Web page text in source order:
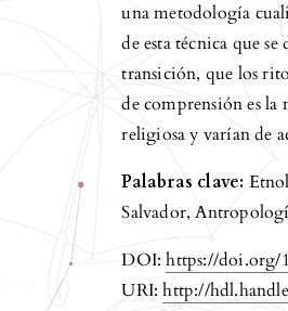
una metodología
de esta técnica que
transición, que los
de comprensión es la
religiosa y varían de
Palabras clave:
Salvador,
DOI:https://doi.org/
URI:http://